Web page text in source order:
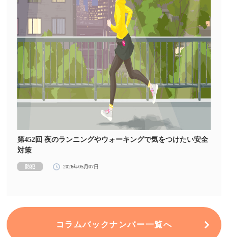
第452回 夜のランニングやウォーキングで気をつけたい安全
対策
防犯 2026年05月07日
コラムバックナンバー一覧へ